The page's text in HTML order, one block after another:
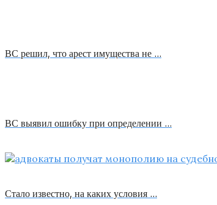
ВС решил, что арест имущества не …
ВС выявил ошибку при определении …
Стало известно, на каких условия …